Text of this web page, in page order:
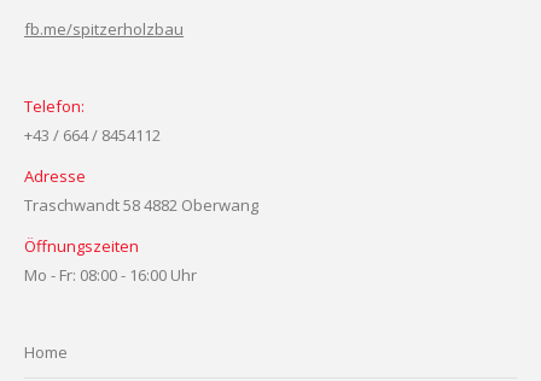
fb.me/spitzerholzbau
Telefon:
+43 / 664 / 8454112
Adresse
Traschwandt 58 4882 Oberwang
Öffnungszeiten
Mo - Fr: 08:00 - 16:00 Uhr
Home